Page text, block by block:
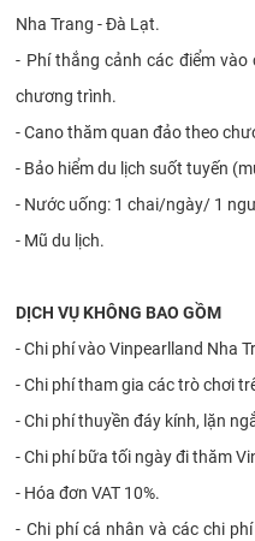
Nha Trang - Đà Lạt.
- Phí thắng cảnh các điểm
chương trình.
- Cano thăm quan đảo theo
- Bảo hiểm du lịch suốt tuyến
- Nước uống: 1 chai/ngày/ 1
- Mũ du lịch.
DỊCH VỤ KHÔNG BAO GỒM
- Chi phí vào Vinpearlland Nha
- Chi phí tham gia các trò chơi
- Chi phí thuyền đáy kính, lặn
- Chi phí bữa tối ngày đi thăm
- Hóa đơn VAT 10%.
- Chi phí cá nhân và các chi